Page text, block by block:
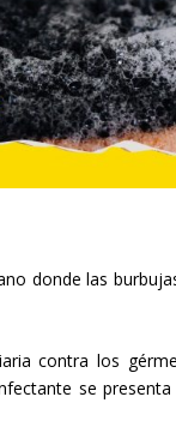
donde las
contra los
se